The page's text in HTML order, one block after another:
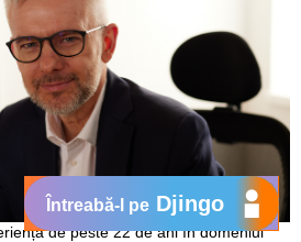
de peste 22 de ani în domeniul
Întreabă-l pe Djingo